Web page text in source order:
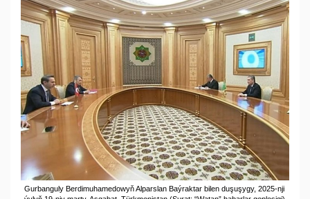
Gurbanguly Berdimuhamedowyň Alparslan Baýraktar bilen duşuşygy, 2025-nji